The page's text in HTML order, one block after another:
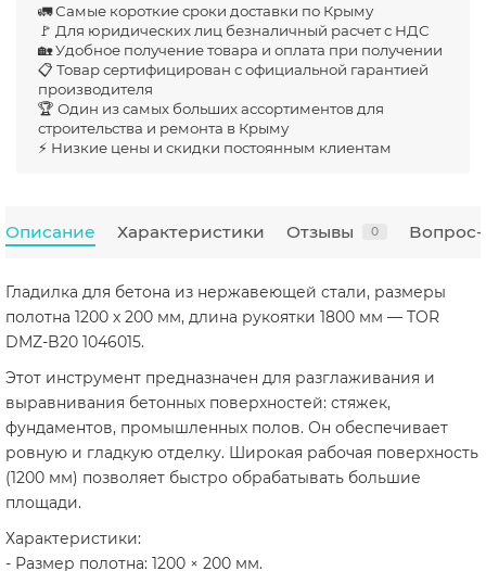
🚛 Самые короткие сроки доставки по Крыму
🚩 Для юридических лиц безналичный расчет с НДС
🏡 Удобное получение товара и оплата при получении
📋 Товар сертифицирован с официальной гарантией
производителя
🏆 Один из самых больших ассортиментов для
строительства и ремонта в Крыму
⚡ Низкие цены и скидки постоянным клиентам
Описание Характеристики Отзывы 0 Вопрос-
Гладилка для бетона из нержавеющей стали, размеры
полотна 1200 х 200 мм, длина рукоятки 1800 мм — TOR
DMZ-B20 1046015.
Этот инструмент предназначен для разглаживания и
выравнивания бетонных поверхностей: стяжек,
фундаментов, промышленных полов. Он обеспечивает
ровную и гладкую отделку. Широкая рабочая поверхность
(1200 мм) позволяет быстро обрабатывать большие
площади.
Характеристики:
- Размер полотна: 1200 × 200 мм.